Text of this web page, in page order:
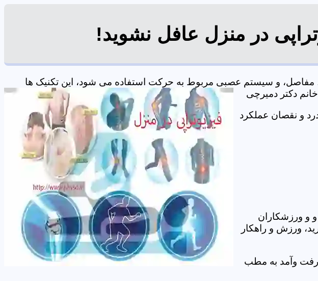
در منزل عافل نشوید!
مفاصل، و سیستم عصبی مربوط به حرکت استفاده می شود، این تکنیک ها
و نقصان عملکرد
و و ورزشکاران
ورزش و راهکار
رفت وآمد به مطب